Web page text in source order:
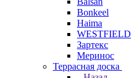
Bonkeel
Haima
WESTFIELD
Зартекс
Меринос
Террасная доска